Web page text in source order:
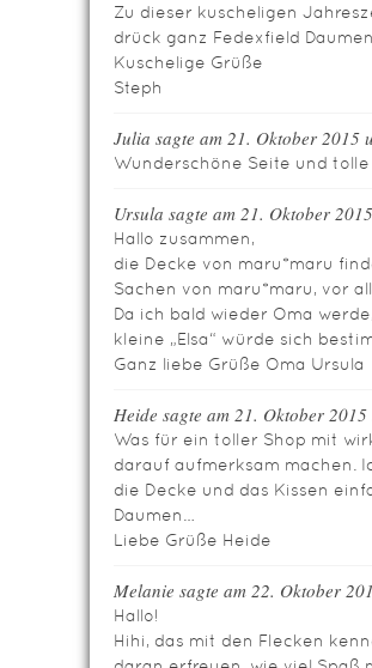
Zu dieser kuscheligen
drück ganz Fedexfield
Kuschelige Grüße
Steph
Julia sagte am 21. Oktober 2015
Wunderschöne Seite und
Ursula sagte am 21. Oktober
Hallo zusammen,
die Decke von maru*maru
Sachen von maru*maru, vor
Da ich bald wieder Oma
kleine „Elsa“ würde sich
Ganz liebe Grüße Oma Ursula
Heide sagte am 21. Oktober
Was für ein toller Shop mit
darauf aufmerksam machen.
die Decke und das Kissen
Daumen…
Liebe Grüße Heide
Melanie sagte am 22. Oktober
Hallo!
Hihi, das mit den Flecken